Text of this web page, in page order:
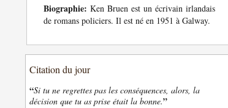
Biographie: Ken Bruen est un écrivain irlandais
de romans policiers. Il est né en 1951 à Galway.
Citation du jour
“Si tu ne regrettes pas les conséquences, alors, la
décision que tu as prise était la bonne.”